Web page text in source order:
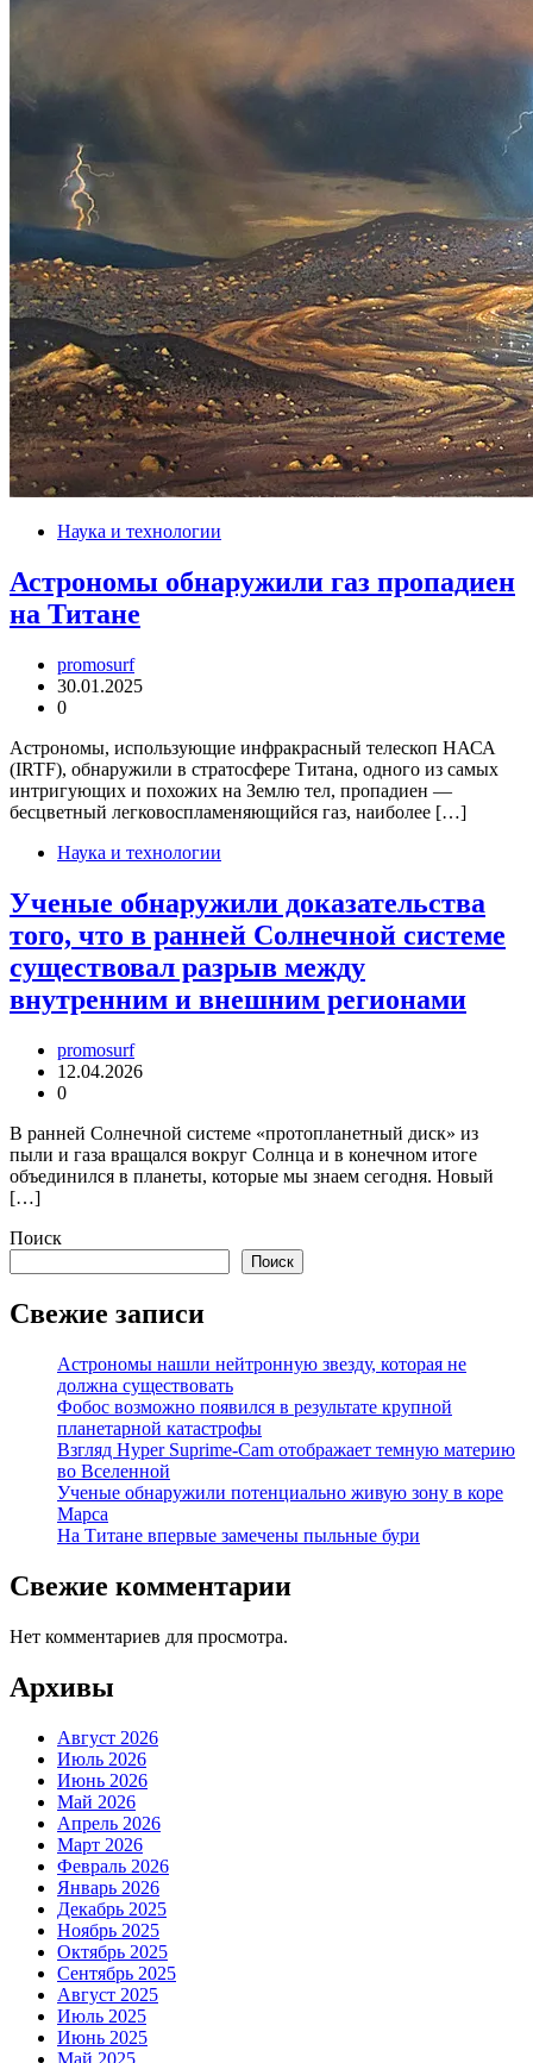
Наука и технологии
Астрономы обнаружили газ пропадиен
на Титане
promosurf
30.01.2025
0
Астрономы, использующие инфракрасный телескоп НАСА
(IRTF), обнаружили в стратосфере Титана, одного из самых
интригующих и похожих на Землю тел, пропадиен —
бесцветный легковоспламеняющийся газ, наиболее […]
Наука и технологии
Ученые обнаружили доказательства
того, что в ранней Солнечной системе
существовал разрыв между
внутренним и внешним регионами
promosurf
12.04.2026
0
В ранней Солнечной системе «протопланетный диск» из
пыли и газа вращался вокруг Солнца и в конечном итоге
объединился в планеты, которые мы знаем сегодня. Новый
[…]
Поиск
Поиск
Свежие записи
Астрономы нашли нейтронную звезду, которая не
должна существовать
Фобос возможно появился в результате крупной
планетарной катастрофы
Взгляд Hyper Suprime-Cam отображает темную материю
во Вселенной
Ученые обнаружили потенциально живую зону в коре
Марса
На Титане впервые замечены пыльные бури
Свежие комментарии
Нет комментариев для просмотра.
Архивы
Август 2026
Июль 2026
Июнь 2026
Май 2026
Апрель 2026
Март 2026
Февраль 2026
Январь 2026
Декабрь 2025
Ноябрь 2025
Октябрь 2025
Сентябрь 2025
Август 2025
Июль 2025
Июнь 2025
Май 2025